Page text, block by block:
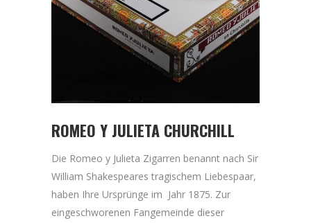
ROMEO Y JULIETA CHURCHILL
Die Romeo y Julieta Zigarren benannt nach Sir
William Shakespeares tragischem Liebespaar,
haben Ihre Ursprünge im Jahr 1875. Zur
eingeschworenen Fangemeinde dieser